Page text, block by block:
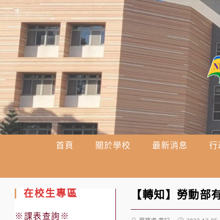
跳
轉
至
主
要
內
容
首頁 關於學校 最新消息
【轉知】勞動
在校生專區
※課表查詢※